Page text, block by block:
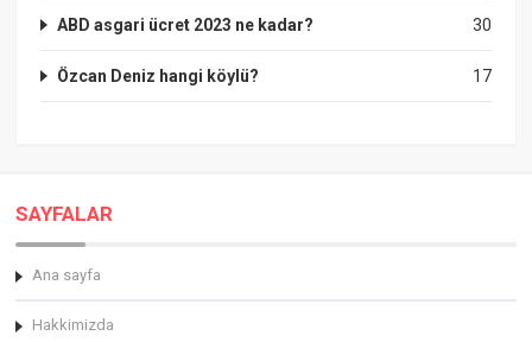
30
ABD asgari ücret 2023 ne kadar?
17
Özcan Deniz hangi köylü?
SAYFALAR
Ana sayfa
Hakkimizda